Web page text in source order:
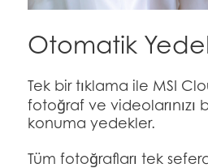
Otomatik
Tek bir tıklama ile MSI
fotoğraf ve videolarınızı
konuma yedekler.
Tüm fotoğrafları tek